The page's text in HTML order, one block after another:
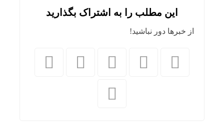
جزئیات ثبت ادعا، تهیه نقشه UTM و ارائه مادر سند اعلام شد
قیمت طلا و سکه امروز جمعه ۱۶ مرداد/ کاهش قیمت ها+ جدول و جزییات
ارزش معاملات خرد از مرز 20 همت عبور کرد
این مطلب را به اشتراک بگذارید
از خبرها دور نباشید!